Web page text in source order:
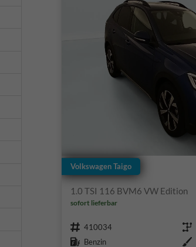
Volkswagen Taigo
1.0 TSI 116 BVM6 VW Edition
sofort lieferbar
Fahrzeugnr. 410034 Getriebe
Kraftstoff Benzin Außenfarbe